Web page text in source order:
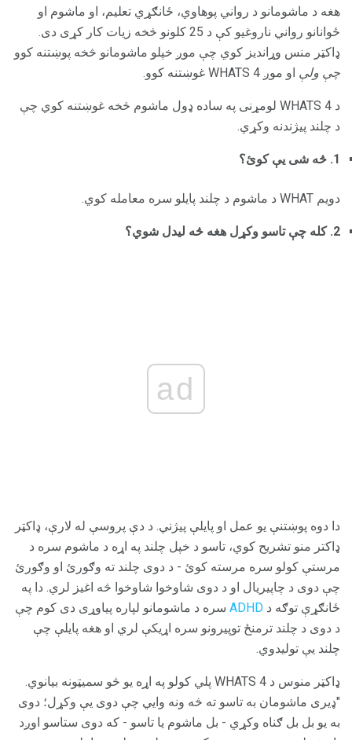
هغه د ماشومانو د رواني پوهاوي، ځانګړي تعلیم، او ماشوم او
ځوانانو رواني ناروغیو کې د 25 کلونو څخه زیات کار کړی دی.
ډاکټر منس وړاندیز کوي چې موږ خپلو ماشومانو څخه پوښتنه کوو
چې ولې او موږ 4 WHATS غوښتنه کوو.
د 4 WHATS لومړنی په ساده ډول ماشوم څخه غوښتنه کوي چې
د چلند پیژندنه وکړي.
1. څه شی یې کوئ؟
دویم WHAT د ماشوم د چلند پایلو سره معامله کوي.
2. کله چې تاسو وکړل هغه څه لیدل شوي؟
ad
دا دوه پوښتنې یو عمل او پایلې پیژني. د دې پروسې له لارې، ډاکټر
ډاکتر منو تشریح کوي، تاسو د خپل چلند په اړه د ماشوم سره د
مرستې کولو سره مرسته کوئ - د دوی چلند ته وګورئ او وګورئ
چې دوی د چاپیریال او د دوی شاوخوا شاوخوا څه اغیز لري. دا په
ځانګړې توګه د ADHD سره د ماشومانو لپاره پیاوړی دی کوم چې
د دوی د چلند ترمنځ توپیرونو سره اړیکې لري او هغه پایلې چې
چلند یې تولیدوي.
ډاکټر منوس د 4 WHATS پلي کولو په اړه یو څو سمیټونه بیانوي.
"ډیری ماشومان به تاسو ته څه ونه وايي چې دوی یې وکړل؛ دوی
به یو بل بل ګناه وکړي - بل ماشوم یا تاسو - که دوی ستاسو اوږد